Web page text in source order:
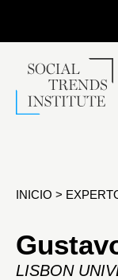
INICIO >
LISBON